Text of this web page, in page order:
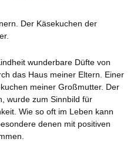
Der Käsekuchen der
wunderbare Düfte von
das Haus meiner Eltern. Einer
meiner Großmutter. Der
wurde zum Sinnbild für
Wie so oft im Leben kann
denen mit positiven